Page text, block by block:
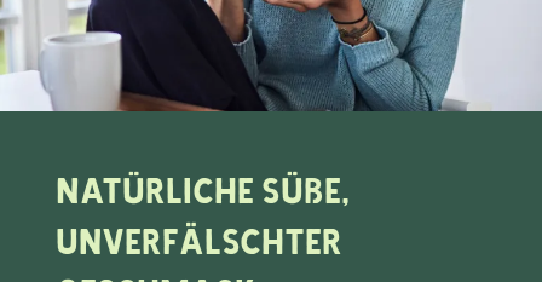
Natürliche Süße,
unverfälschter